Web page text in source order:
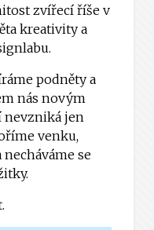
zvířecí říše v
kreativity a
podněty a
nás novým
nevzniká jen
venku,
se